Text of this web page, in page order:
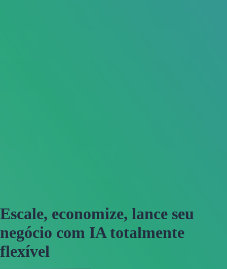
Escale, economize, lance seu
negócio com IA totalmente
flexível